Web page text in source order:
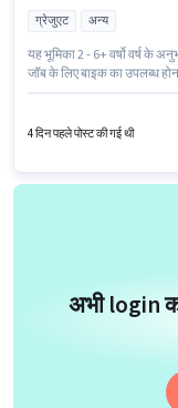
ग्रेजुएट अन्य
यह भूमिका 2 - 6+ वर्षो वर्ष के
जॉब के लिए बाइक का उपलब्ध
यह नौकरी नवरंगपुरा,
4 दिन पहले पोस्ट की गई थी
अभी login